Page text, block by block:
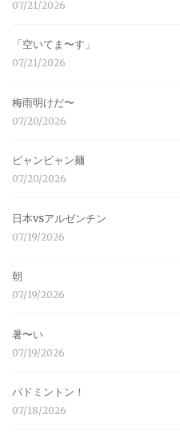
07/21/2026
「空いてま〜す」
07/21/2026
梅雨明けだ〜
07/20/2026
ビャンビャン麺
07/20/2026
日本vsアルゼンチン
07/19/2026
朝
07/19/2026
暑〜い
07/19/2026
バドミントン！
07/18/2026